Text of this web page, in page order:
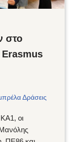
στο
Erasmus
Δράσεις
ΚΑ1, οι